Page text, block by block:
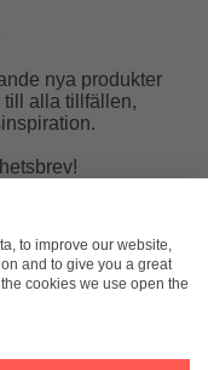
nya produkter
till alla tillfällen,
to improve our website,
and to give you a great
cookies we use open the